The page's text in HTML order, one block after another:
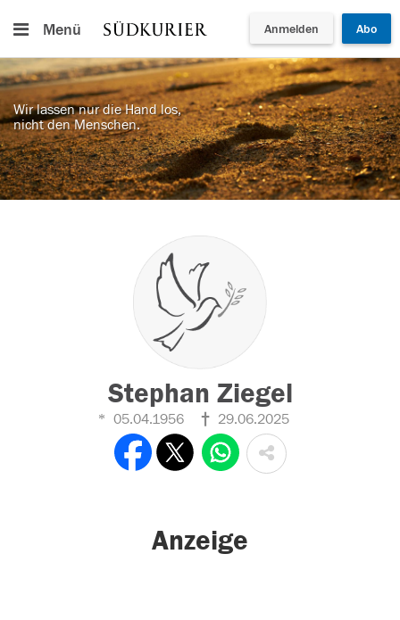
Menü Anmelden Abo
Wir lassen nur die Hand los,
nicht den Menschen.
Stephan Ziegel
05.04.1956 29.06.2025
Anzeige